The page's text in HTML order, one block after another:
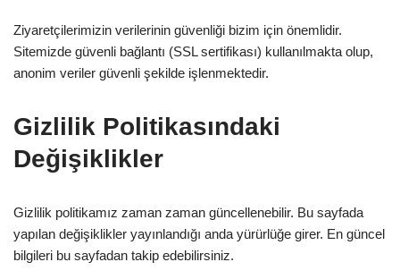
Ziyaretçilerimizin verilerinin güvenliği bizim için önemlidir.
Sitemizde güvenli bağlantı (SSL sertifikası) kullanılmakta olup,
anonim veriler güvenli şekilde işlenmektedir.
Gizlilik Politikasındaki
Değişiklikler
Gizlilik politikamız zaman zaman güncellenebilir. Bu sayfada
yapılan değişiklikler yayınlandığı anda yürürlüğe girer. En güncel
bilgileri bu sayfadan takip edebilirsiniz.